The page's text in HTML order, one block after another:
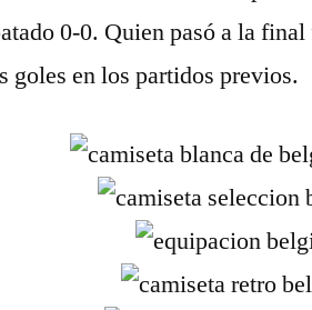
0-0. Quien pasó a la
goles en los partidos previos.